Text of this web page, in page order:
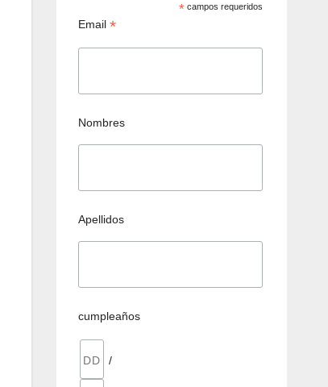
* campos requeridos
Email *
Nombres
Apellidos
cumpleaños
/